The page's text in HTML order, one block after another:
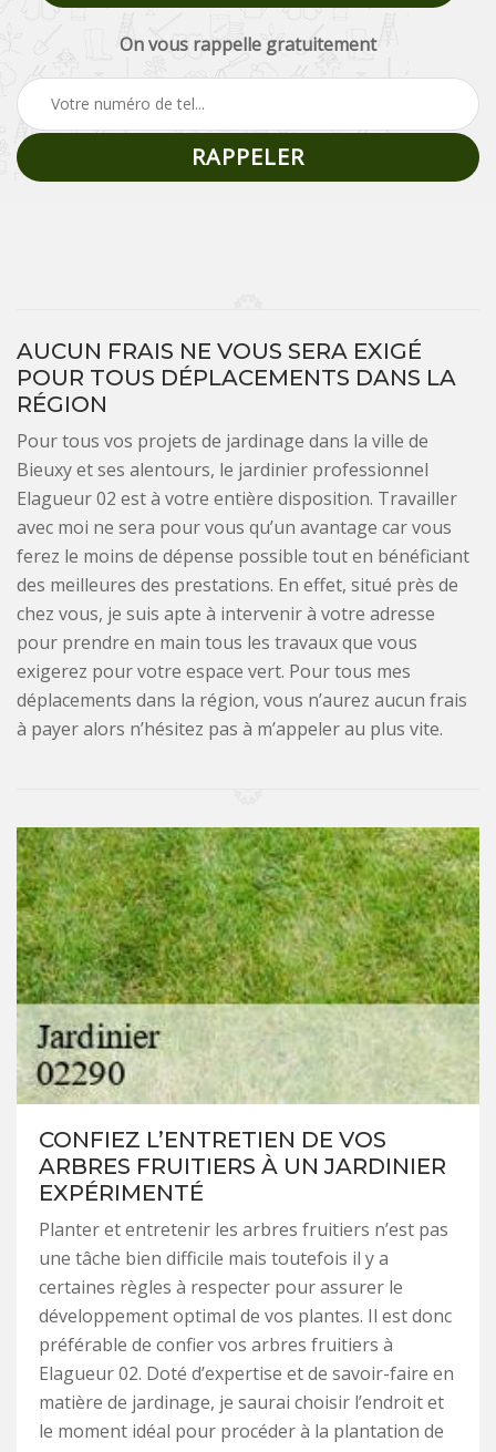
On vous rappelle gratuitement
AUCUN FRAIS NE VOUS SERA EXIGÉ
POUR TOUS DÉPLACEMENTS DANS LA
RÉGION
Pour tous vos projets de jardinage dans la ville de
Bieuxy et ses alentours, le jardinier professionnel
Elagueur 02 est à votre entière disposition. Travailler
avec moi ne sera pour vous qu’un avantage car vous
ferez le moins de dépense possible tout en bénéficiant
des meilleures des prestations. En effet, situé près de
chez vous, je suis apte à intervenir à votre adresse
pour prendre en main tous les travaux que vous
exigerez pour votre espace vert. Pour tous mes
déplacements dans la région, vous n’aurez aucun frais
à payer alors n’hésitez pas à m’appeler au plus vite.
CONFIEZ L’ENTRETIEN DE VOS
ARBRES FRUITIERS À UN JARDINIER
EXPÉRIMENTÉ
Planter et entretenir les arbres fruitiers n’est pas
une tâche bien difficile mais toutefois il y a
certaines règles à respecter pour assurer le
développement optimal de vos plantes. Il est donc
préférable de confier vos arbres fruitiers à
Elagueur 02. Doté d’expertise et de savoir-faire en
matière de jardinage, je saurai choisir l’endroit et
le moment idéal pour procéder à la plantation de